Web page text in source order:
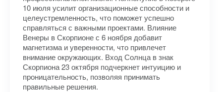
10 июля усилит организационные способности и
целеустремленность, что поможет успешно
справляться с важными проектами. Влияние
Венеры в Скорпионе с 6 ноября добавит
магнетизма и уверенности, что привлечет
внимание окружающих. Вход Солнца в знак
Скорпиона 23 октября подчеркнет интуицию и
проницательность, позволяя принимать
правильные решения.